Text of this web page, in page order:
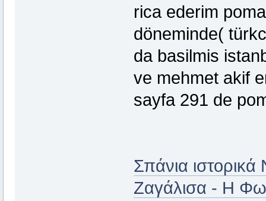
rica ederim
döneminde(
da basilmis
ve mehmet akif
sayfa 291 de
Σπάνια
Ζαγάλισα - Η